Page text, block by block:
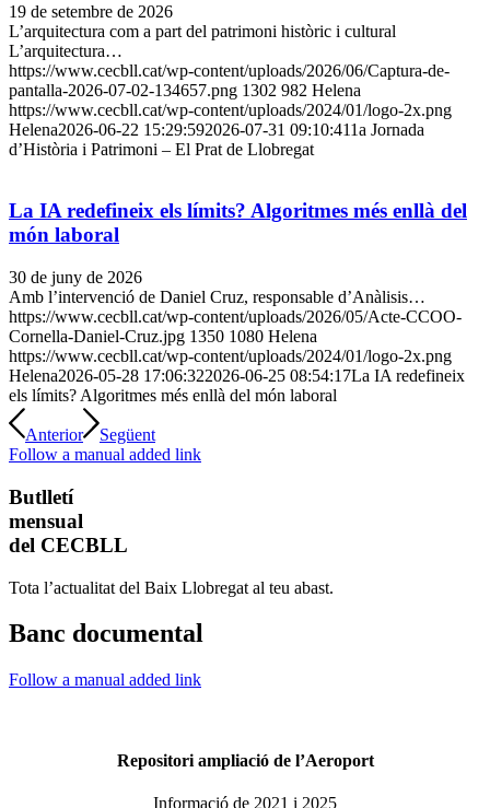
19 de setembre de 2026
L’arquitectura com a part del patrimoni històric i cultural
L’arquitectura…
https://www.cecbll.cat/wp-content/uploads/2026/06/Captura-de-
pantalla-2026-07-02-134657.png 1302 982 Helena
https://www.cecbll.cat/wp-content/uploads/2024/01/logo-2x.png
Helena2026-06-22 15:29:592026-07-31 09:10:411a Jornada
d’Història i Patrimoni – El Prat de Llobregat
La IA redefineix els límits? Algoritmes més enllà del
món laboral
30 de juny de 2026
Amb l’intervenció de Daniel Cruz, responsable d’Anàlisis…
https://www.cecbll.cat/wp-content/uploads/2026/05/Acte-CCOO-
Cornella-Daniel-Cruz.jpg 1350 1080 Helena
https://www.cecbll.cat/wp-content/uploads/2024/01/logo-2x.png
Helena2026-05-28 17:06:322026-06-25 08:54:17La IA redefineix
els límits? Algoritmes més enllà del món laboral
Anterior
Següent
Follow a manual added link
Butlletí
mensual
del CECBLL
Tota l’actualitat del Baix Llobregat al teu abast.
Banc documental
Follow a manual added link
Repositori ampliació de l’Aeroport
Informació de 2021 i 2025